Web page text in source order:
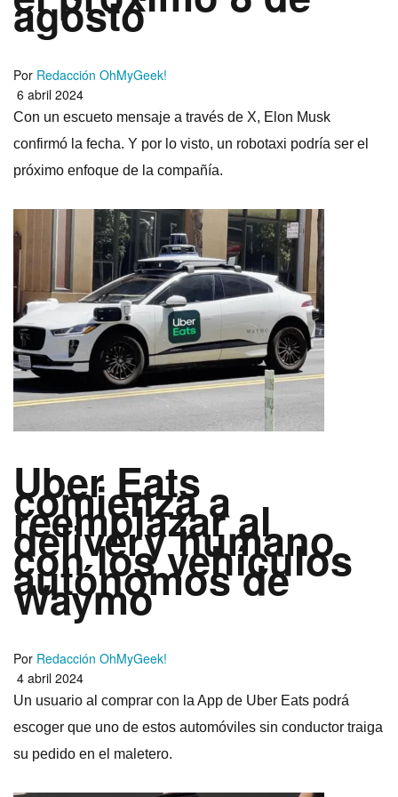
agosto
Por Redacción OhMyGeek!
6 abril 2024
Con un escueto mensaje a través de X, Elon Musk
confirmó la fecha. Y por lo visto, un robotaxi podría ser el
próximo enfoque de la compañía.
Uber Eats
comienza a
reemplazar al
delivery humano
con los vehículos
autónomos de
Waymo
Por Redacción OhMyGeek!
4 abril 2024
Un usuario al comprar con la App de Uber Eats podrá
escoger que uno de estos automóviles sin conductor traiga
su pedido en el maletero.